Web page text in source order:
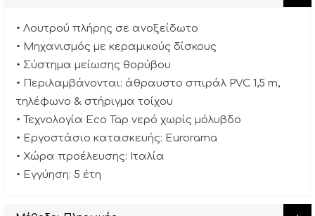
• Λουτρού πλήρης σε ανοξείδωτο
• Μηχανισμός με κεραμικούς δίσκους
• Σύστημα μείωσης θορύβου
• Περιλαμβάνονται: άθραυστο σπιράλ PVC 1,5 m,
τηλέφωνο & στήριγμα τοίχου
• Τεχνολογία Eco Tap νερό χωρίς μόλυβδο
• Εργοστάσιο κατασκευής: Eurorama
• Χώρα προέλευσης: Ιταλία
• Εγγύηση: 5 έτη